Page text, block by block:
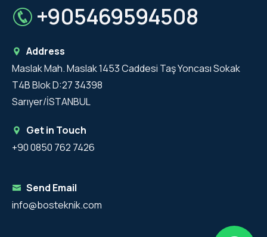
+905469594508
Address
Maslak Mah. Maslak 1453 Caddesi Taş Yoncası Sokak
T4B Blok D:27 34398
Sarıyer/İSTANBUL
Get in Touch
+90 0850 762 7426
Send Email
info@bosteknik.com